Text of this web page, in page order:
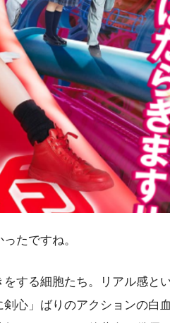
たですね。
する細胞たち。リアル感と
心」ばりのアクションの白血